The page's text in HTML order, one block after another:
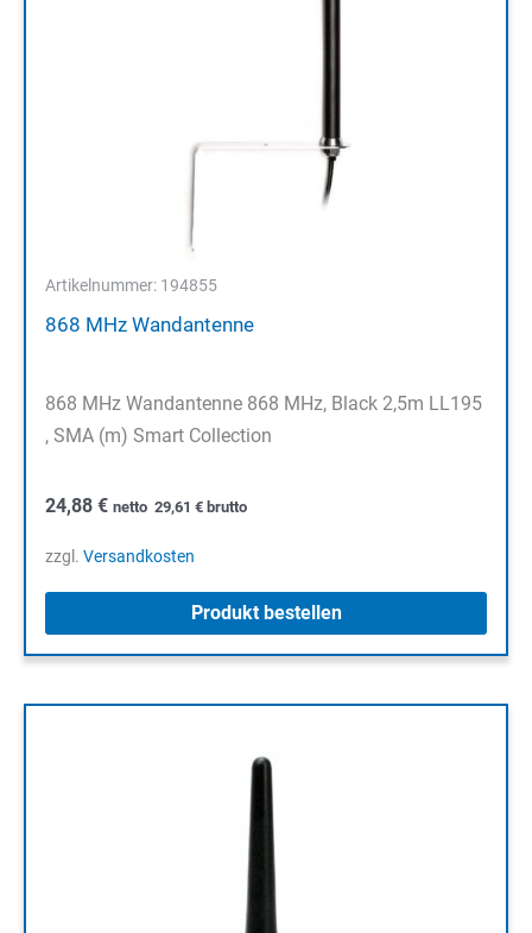
Artikelnummer: 194855
868 MHz Wandantenne
868 MHz Wandantenne 868 MHz, Black 2,5m LL195
, SMA (m) Smart Collection
24,88 € netto 29,61 € brutto
zzgl. Versandkosten
Produkt bestellen